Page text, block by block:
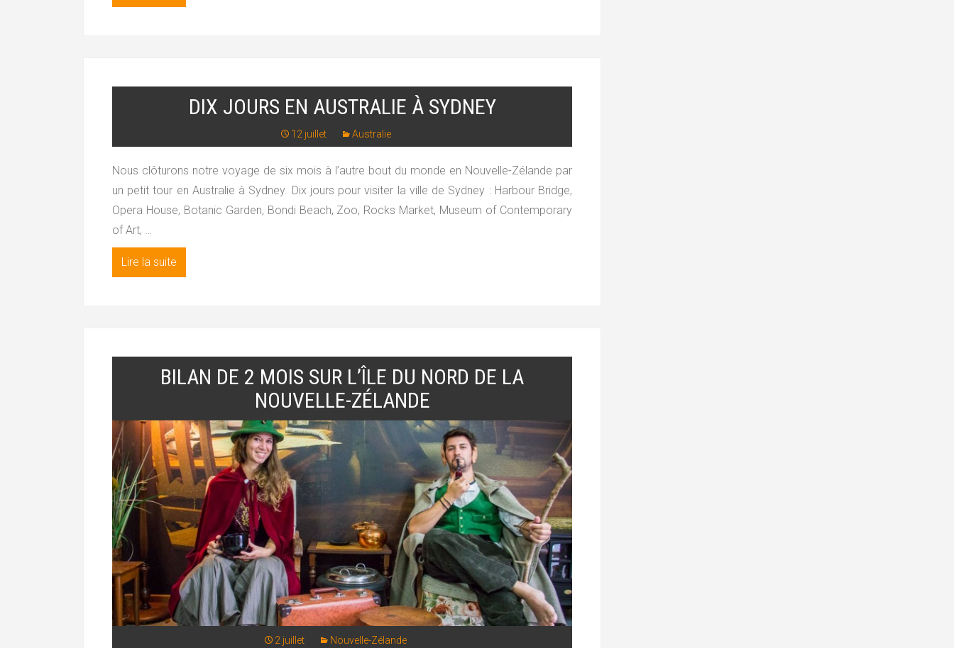
DIX JOURS EN AUSTRALIE À SYDNEY
12 juillet Australie
Nous clôturons notre voyage de six mois à l’autre bout du monde en Nouvelle-Zélande par
un petit tour en Australie à Sydney. Dix jours pour visiter la ville de Sydney : Harbour Bridge,
Opera House, Botanic Garden, Bondi Beach, Zoo, Rocks Market, Museum of Contemporary
of Art, …
Lire la suite
BILAN DE 2 MOIS SUR L’ÎLE DU NORD DE LA
NOUVELLE-ZÉLANDE
2 juillet Nouvelle-Zélande